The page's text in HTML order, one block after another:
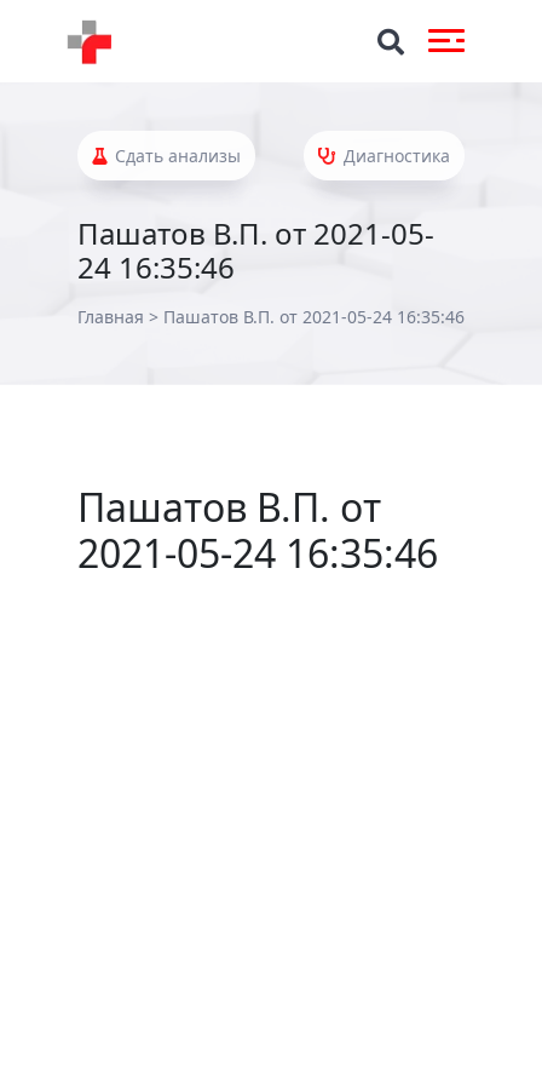
Сдать анализы Диагностика
Пашатов В.П. от 2021-05-
24 16:35:46
Главная > Пашатов В.П. от 2021-05-24 16:35:46
Пашатов В.П. от
2021-05-24 16:35:46